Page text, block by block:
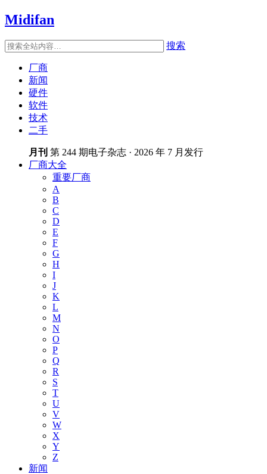
Midifan
搜索
厂商
新闻
硬件
软件
技术
二手
月刊 第 244 期电子杂志 · 2026 年 7 月发行
厂商大全
重要厂商
A
B
C
D
E
F
G
H
I
J
K
L
M
N
O
P
Q
R
S
T
U
V
W
X
Y
Z
新闻